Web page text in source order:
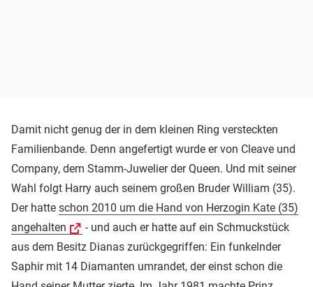
Damit nicht genug der in dem kleinen Ring versteckten
Familienbande. Denn angefertigt wurde er von Cleave und
Company, dem Stamm-Juwelier der Queen. Und mit seiner
Wahl folgt Harry auch seinem großen Bruder William (35).
Der hatte schon 2010 um die Hand von Herzogin Kate (35)
angehalten
- und auch er hatte auf ein Schmuckstück
aus dem Besitz Dianas zurückgegriffen: Ein funkelnder
Saphir mit 14 Diamanten umrandet, der einst schon die